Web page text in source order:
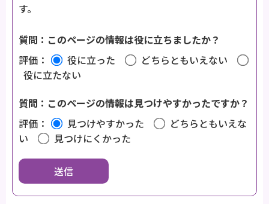
す。
質問：このページの情報は役に立ちましたか？
評価：
役に立った
どちらともいえない
役に立たない
質問：このページの情報は見つけやすかったですか？
評価：
見つけやすかった
どちらともいえな
い
見つけにくかった